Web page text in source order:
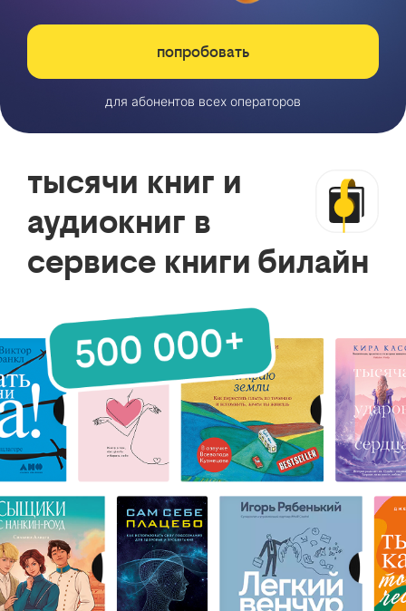
попробовать
для абонентов всех операторов
тысячи книг и
аудиокниг в
сервисе книги билайн